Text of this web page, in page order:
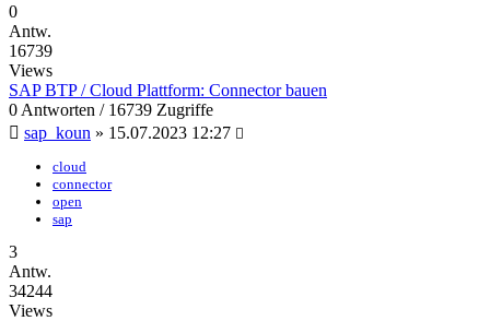
0
Antw.
16739
Views
SAP BTP / Cloud Plattform: Connector bauen
0 Antworten / 16739 Zugriffe
sap_koun » 15.07.2023 12:27
cloud
connector
open
sap
3
Antw.
34244
Views